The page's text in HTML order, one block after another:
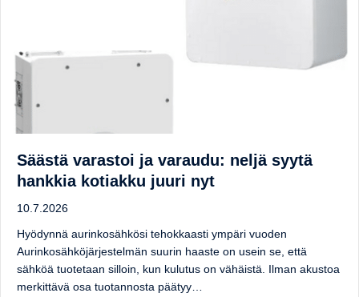
Säästä varastoi ja varaudu: neljä syytä
hankkia kotiakku juuri nyt
10.7.2026
Hyödynnä aurinkosähkösi tehokkaasti ympäri vuoden
Aurinkosähköjärjestelmän suurin haaste on usein se, että
sähköä tuotetaan silloin, kun kulutus on vähäistä. Ilman akustoa
merkittävä osa tuotannosta päätyy…